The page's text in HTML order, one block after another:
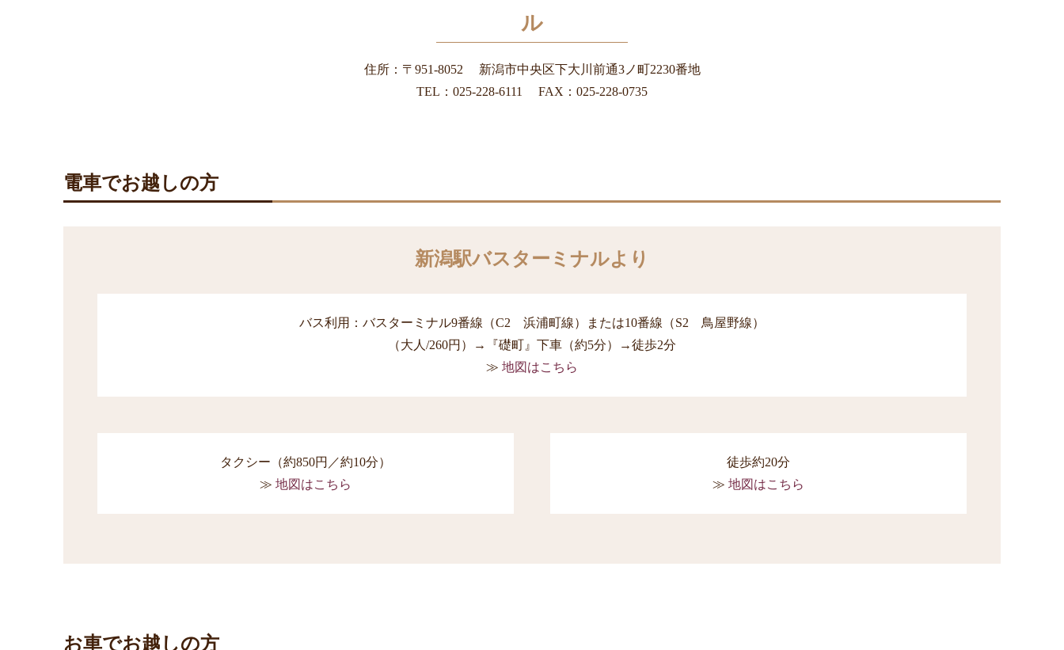
ル
住所： 〒951-8052
新潟市中央区下大川前通3ノ町2230番地
TEL： 025-228-6111 FAX： 025-228-0735
電車でお越しの方
新潟駅バスターミナルより
バス利用：バスターミナル9番線（C2 浜浦町線）または10番線（S2 鳥屋野線）
（大人/260円）→『礎町』下車（約5分）→徒歩2分
地図はこちら
タクシー（約850円／約10分）
地図はこちら
徒歩約20分
地図はこちら
お車でお越しの方